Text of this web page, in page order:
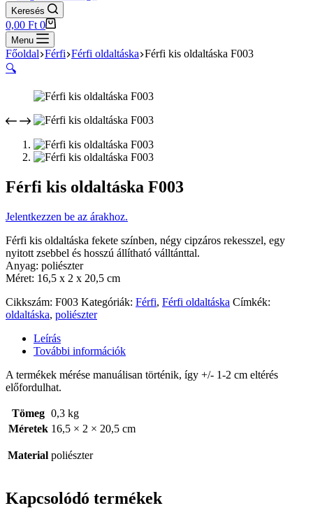
Keresés
Shopping
cart
0,00 Ft 0
Menu
Főoldal Férfi Férfi oldaltáska Férfi kis oldaltáska F003
🔍
Férfi kis oldaltáska F003
Jelentkezzen be az árakhoz.
Férfi kis oldaltáska fekete színben, négy cipzáros rekesszel, egy
nyitott zsebbel és hosszú állítható válltánttal.
Anyag: poliészter
Méret: 16,5 x 2 x 20,5 cm
Cikkszám: F003 Kategóriák: Férfi, Férfi oldaltáska Címkék:
oldaltáska, poliészter
Leírás
További információk
A termékek mérése manuálisan történik, így +/- 1-2 cm eltérés
előfordulhat.
Tömeg 0,3 kg
Méretek 16,5 × 2 × 20,5 cm
Material poliészter
Kapcsolódó termékek